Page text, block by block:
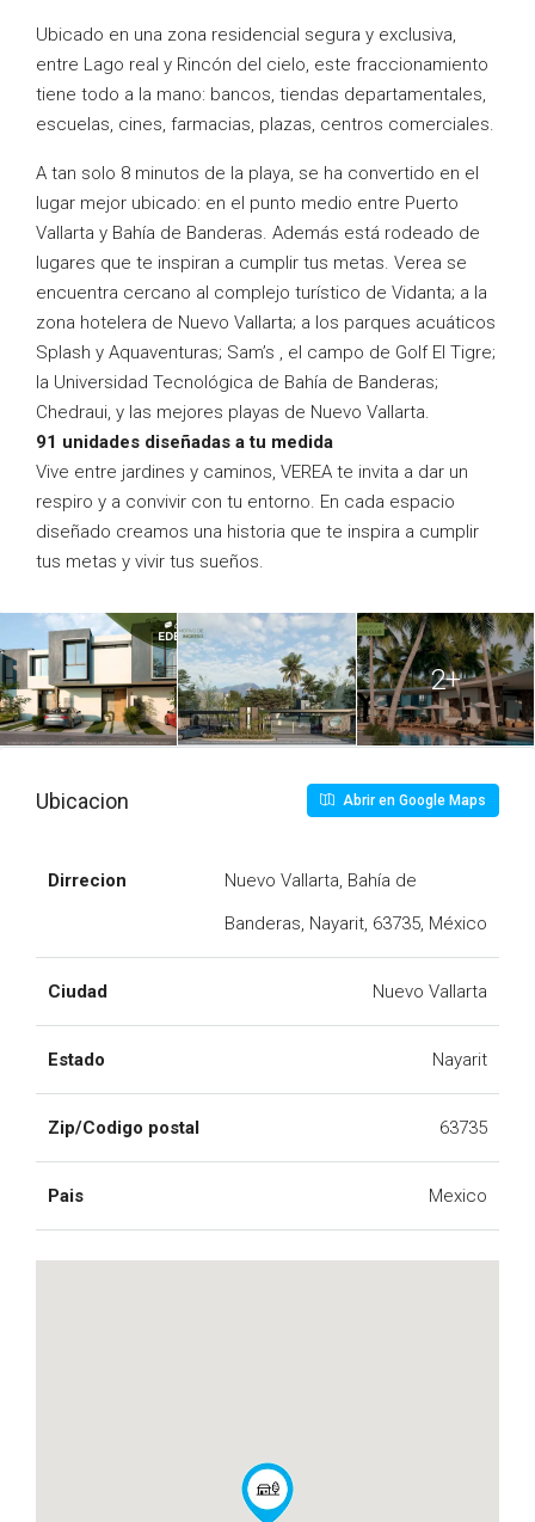
Ubicado en una zona residencial segura y exclusiva,
entre Lago real y Rincón del cielo, este fraccionamiento
tiene todo a la mano: bancos, tiendas departamentales,
escuelas, cines, farmacias, plazas, centros comerciales.
A tan solo 8 minutos de la playa, se ha convertido en el
lugar mejor ubicado: en el punto medio entre Puerto
Vallarta y Bahía de Banderas. Además está rodeado de
lugares que te inspiran a cumplir tus metas. Verea se
encuentra cercano al complejo turístico de Vidanta; a la
zona hotelera de Nuevo Vallarta; a los parques acuáticos
Splash y Aquaventuras; Sam’s , el campo de Golf El Tigre;
la Universidad Tecnológica de Bahía de Banderas;
Chedraui, y las mejores playas de Nuevo Vallarta.
91 unidades diseñadas a tu medida
Vive entre jardines y caminos, VEREA te invita a dar un
respiro y a convivir con tu entorno. En cada espacio
diseñado creamos una historia que te inspira a cumplir
tus metas y vivir tus sueños.
2+
Ubicacion Abrir en Google Maps
Dirrecion
Nuevo Vallarta, Bahía de
Banderas, Nayarit, 63735, México
Ciudad Nuevo Vallarta
Estado Nayarit
Zip/Codigo postal 63735
Pais Mexico